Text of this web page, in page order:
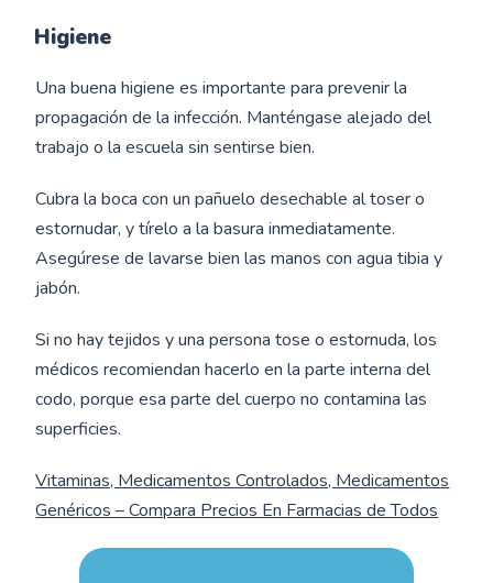
Higiene
Una buena higiene es importante para prevenir la
propagación de la infección. Manténgase alejado del
trabajo o la escuela sin sentirse bien.
Cubra la boca con un pañuelo desechable al toser o
estornudar, y tírelo a la basura inmediatamente.
Asegúrese de lavarse bien las manos con agua tibia y
jabón.
Si no hay tejidos y una persona tose o estornuda, los
médicos recomiendan hacerlo en la parte interna del
codo, porque esa parte del cuerpo no contamina las
superficies.
Vitaminas, Medicamentos Controlados, Medicamentos
Genéricos – Compara Precios En Farmacias de Todos